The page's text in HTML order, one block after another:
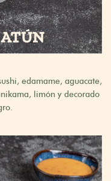
edamame, aguacate,
limón y decorado